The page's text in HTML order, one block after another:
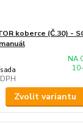
koberce (Č.30) -
sada
NA
Zvolit variantu